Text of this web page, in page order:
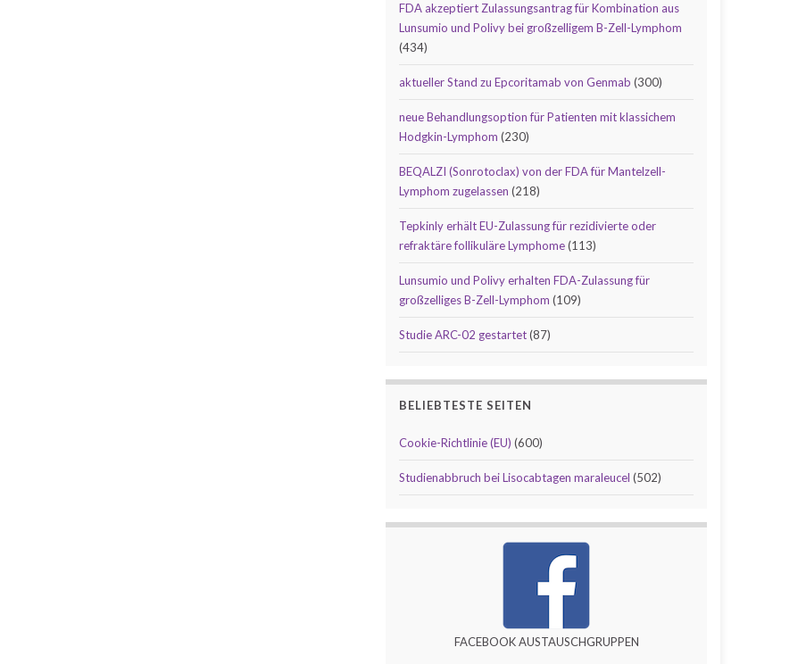
FDA akzeptiert Zulassungsantrag für Kombination aus
Lunsumio und Polivy bei großzelligem B-Zell-Lymphom
(434)
aktueller Stand zu Epcoritamab von Genmab (300)
neue Behandlungsoption für Patienten mit klassichem
Hodgkin-Lymphom (230)
BEQALZI (Sonrotoclax) von der FDA für Mantelzell-
Lymphom zugelassen (218)
Tepkinly erhält EU-Zulassung für rezidivierte oder
refraktäre follikuläre Lymphome(113)
Lunsumio und Polivy erhalten FDA-Zulassung für
großzelliges B-Zell-Lymphom (109)
Studie ARC-02 gestartet(87)
BELIEBTESTE SEITEN
Cookie-Richtlinie (EU) (600)
Studienabbruch bei Lisocabtagen maraleucel (502)
FACEBOOK AUSTAUSCHGRUPPEN